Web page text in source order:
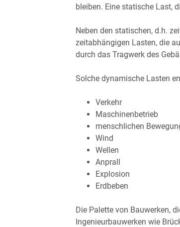
bleiben. Eine statische Last,
Neben den statischen, d.h.
zeitabhängigen Lasten, die
durch das Tragwerk des
Solche dynamische Lasten
Verkehr
Maschinenbetrieb
menschlichen
Wind
Wellen
Anprall
Explosion
Erdbeben
Die Palette von Bauwerken,
Ingenieurbauwerken wie